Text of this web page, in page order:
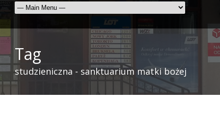
Tag
studzieniczna - sanktuarium matki bożej